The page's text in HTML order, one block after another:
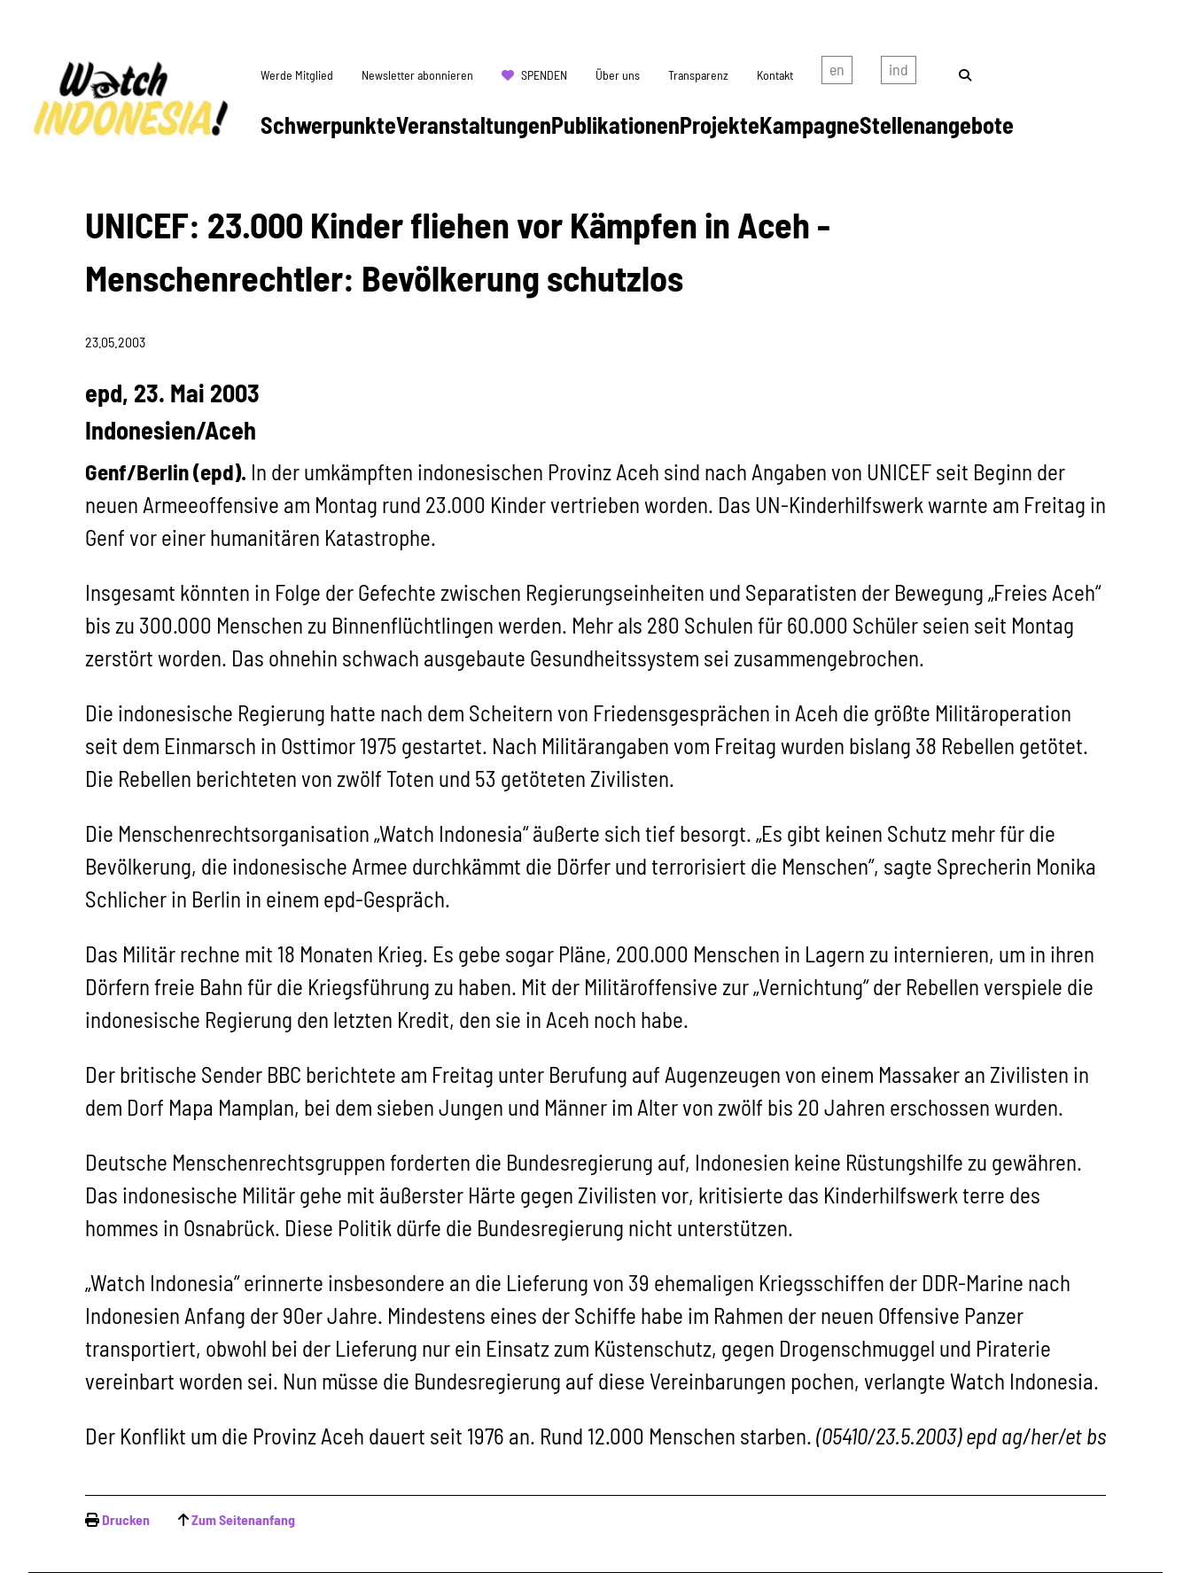
SchwerpunkteVeranstaltungenPublikationenProjekteKampagneStellenangebote
Werde Mitglied Newsletter abonnieren SPENDEN Über uns Transparenz Kontakt
UNICEF: 23.000 Kinder fliehen vor Kämpfen in Aceh -
Menschenrechtler: Bevölkerung schutzlos
23.05.2003
epd, 23. Mai 2003
Indonesien/Aceh
Genf/Berlin (epd). In der umkämpften indonesischen Provinz Aceh sind nach Angaben von UNICEF seit Beginn der
neuen Armeeoffensive am Montag rund 23.000 Kinder vertrieben worden. Das UN-Kinderhilfswerk warnte am Freitag in
Genf vor einer humanitären Katastrophe.
Insgesamt könnten in Folge der Gefechte zwischen Regierungseinheiten und Separatisten der Bewegung „Freies Aceh“
bis zu 300.000 Menschen zu Binnenflüchtlingen werden. Mehr als 280 Schulen für 60.000 Schüler seien seit Montag
zerstört worden. Das ohnehin schwach ausgebaute Gesundheitssystem sei zusammengebrochen.
Die indonesische Regierung hatte nach dem Scheitern von Friedensgesprächen in Aceh die größte Militäroperation
seit dem Einmarsch in Osttimor 1975 gestartet. Nach Militärangaben vom Freitag wurden bislang 38 Rebellen getötet.
Die Rebellen berichteten von zwölf Toten und 53 getöteten Zivilisten.
Die Menschenrechtsorganisation „Watch Indonesia“ äußerte sich tief besorgt. „Es gibt keinen Schutz mehr für die
Bevölkerung, die indonesische Armee durchkämmt die Dörfer und terrorisiert die Menschen“, sagte Sprecherin Monika
Schlicher in Berlin in einem epd-Gespräch.
Das Militär rechne mit 18 Monaten Krieg. Es gebe sogar Pläne, 200.000 Menschen in Lagern zu internieren, um in ihren
Dörfern freie Bahn für die Kriegsführung zu haben. Mit der Militäroffensive zur „Vernichtung“ der Rebellen verspiele die
indonesische Regierung den letzten Kredit, den sie in Aceh noch habe.
Der britische Sender BBC berichtete am Freitag unter Berufung auf Augenzeugen von einem Massaker an Zivilisten in
dem Dorf Mapa Mamplan, bei dem sieben Jungen und Männer im Alter von zwölf bis 20 Jahren erschossen wurden.
Deutsche Menschenrechtsgruppen forderten die Bundesregierung auf, Indonesien keine Rüstungshilfe zu gewähren.
Das indonesische Militär gehe mit äußerster Härte gegen Zivilisten vor, kritisierte das Kinderhilfswerk terre des
hommes in Osnabrück. Diese Politik dürfe die Bundesregierung nicht unterstützen.
„Watch Indonesia“ erinnerte insbesondere an die Lieferung von 39 ehemaligen Kriegsschiffen der DDR-Marine nach
Indonesien Anfang der 90er Jahre. Mindestens eines der Schiffe habe im Rahmen der neuen Offensive Panzer
transportiert, obwohl bei der Lieferung nur ein Einsatz zum Küstenschutz, gegen Drogenschmuggel und Piraterie
vereinbart worden sei. Nun müsse die Bundesregierung auf diese Vereinbarungen pochen, verlangte Watch Indonesia.
Der Konflikt um die Provinz Aceh dauert seit 1976 an. Rund 12.000 Menschen starben. (05410/23.5.2003) epd ag/her/et bs
Drucken Zum Seitenanfang